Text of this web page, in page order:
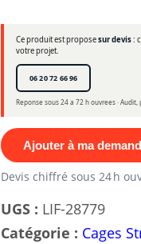
Ce produit est proposesur devis:
votre projet.
06 20 72 66 96
Reponse sous 24 a 72 h ouvrees ·
Ajouter à ma
Devis chiffré sous 24 h
UGS : LIF-28779
Catégorie : Cages